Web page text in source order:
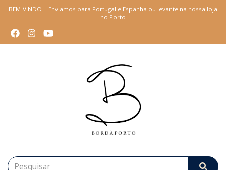
BEM-VINDO | Enviamos para Portugal e Espanha ou levante na nossa loja
no Porto